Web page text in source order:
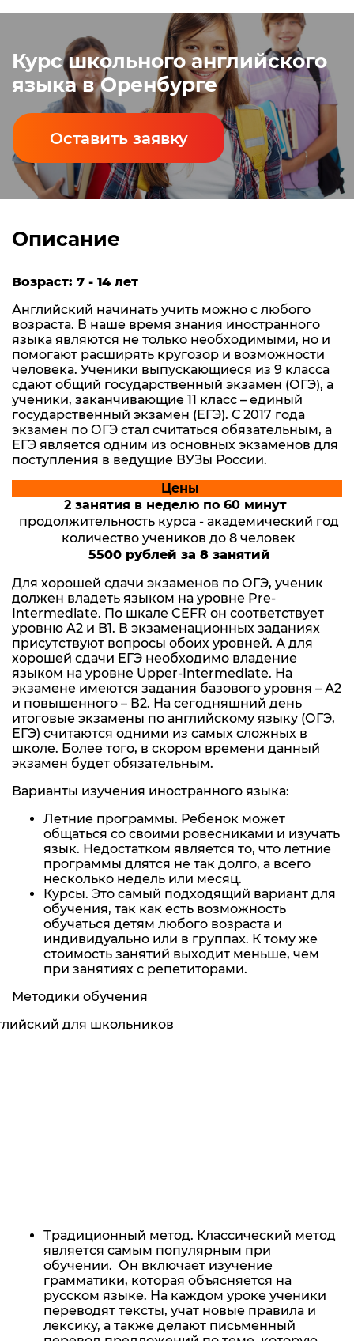
Курс школьного английского
языка в Оренбурге
Оставить заявку
Описание
Возраст: 7 - 14 лет
Английский начинать учить можно с любого
возраста. В наше время знания иностранного
языка являются не только необходимыми, но и
помогают расширять кругозор и возможности
человека. Ученики выпускающиеся из 9 класса
сдают общий государственный экзамен (ОГЭ), а
ученики, заканчивающие 11 класс – единый
государственный экзамен (ЕГЭ). С 2017 года
экзамен по ОГЭ стал считаться обязательным, а
ЕГЭ является одним из основных экзаменов для
поступления в ведущие ВУЗы России.
Цены
2 занятия в неделю по 60 минут
продолжительность курса - академический год
количество учеников до 8 человек
5500 рублей за 8 занятий
Для хорошей сдачи экзаменов по ОГЭ, ученик
должен владеть языком на уровне Pre-
Intermediate. По шкале CEFR он соответствует
уровню A2 и B1. В экзаменационных заданиях
присутствуют вопросы обоих уровней. А для
хорошей сдачи ЕГЭ необходимо владение
языком на уровне Upper-Intermediate. На
экзамене имеются задания базового уровня – А2
и повышенного – В2. На сегодняшний день
итоговые экзамены по английскому языку (ОГЭ,
ЕГЭ) считаются одними из самых сложных в
школе. Более того, в скором времени данный
экзамен будет обязательным.
Варианты изучения иностранного языка:
Летние программы. Ребенок может
общаться со своими ровесниками и изучать
язык. Недостатком является то, что летние
программы длятся не так долго, а всего
несколько недель или месяц.
Курсы. Это самый подходящий вариант для
обучения, так как есть возможность
обучаться детям любого возраста и
индивидуально или в группах. К тому же
стоимость занятий выходит меньше, чем
при занятиях с репетиторами.
Методики обучения
Традиционный метод. Классический метод
является самым популярным при
обучении. Он включает изучение
грамматики, которая объясняется на
русском языке. На каждом уроке ученики
переводят тексты, учат новые правила и
лексику, а также делают письменный